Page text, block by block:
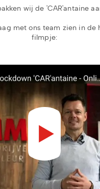
wij de 'CAR'antaine
met ons team zien in de
filmpje: